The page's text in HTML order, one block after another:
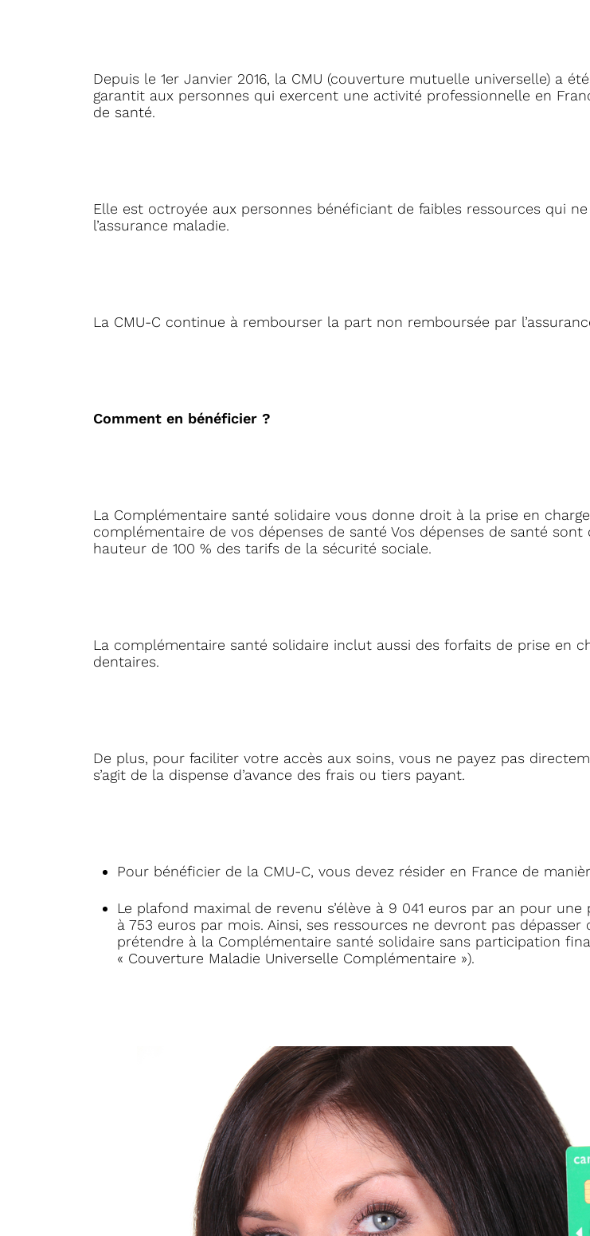
Depuis le 1er Janvier 2016, la CMU (couverture mutuelle universelle) a
garantit aux personnes qui exercent une activité professionnelle en
de santé.
Elle est octroyée aux personnes bénéficiant de faibles ressources qui
l’assurance maladie.
La CMU-C continue à rembourser la part non remboursée par
Comment en bénéficier ?
La Complémentaire santé solidaire vous donne droit à la prise en
complémentaire de vos dépenses de santé Vos dépenses de santé sont
hauteur de 100 % des tarifs de la sécurité sociale.
La complémentaire santé solidaire inclut aussi des forfaits de prise en
dentaires.
De plus, pour faciliter votre accès aux soins, vous ne payez pas
s’agit de la dispense d’avance des frais ou tiers payant.
Pour bénéficier de la CMU-C, vous devez résider en France de
Le plafond maximal de revenu s’élève à 9 041 euros par an pour
à 753 euros par mois. Ainsi, ses ressources ne devront pas
prétendre à la Complémentaire santé solidaire sans participation
« Couverture Maladie Universelle Complémentaire »).